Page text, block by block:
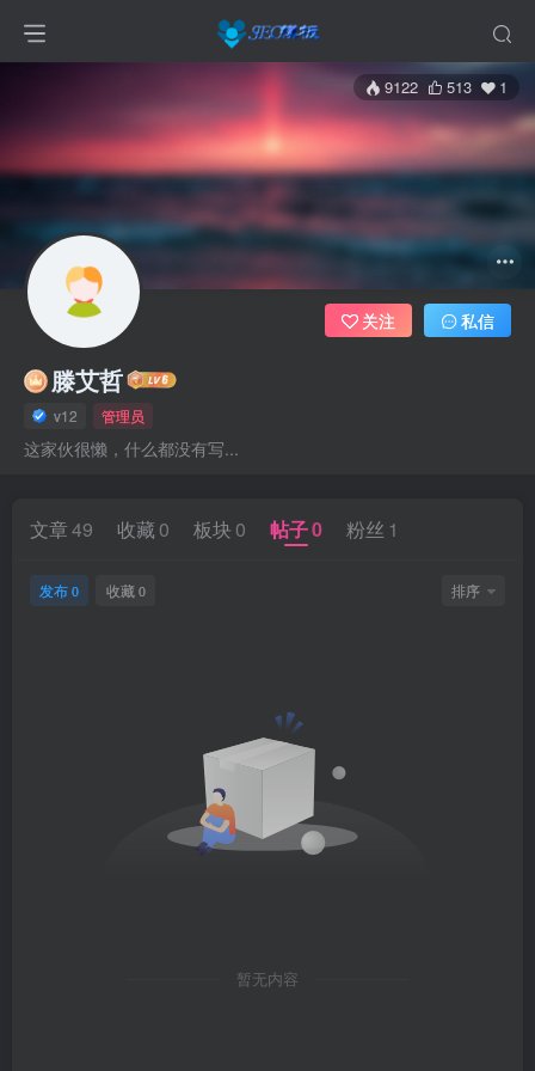
9122 513 1
滕艾哲
v12 管理员
这家伙很懒，什么都没有写...
关注 私信
文章49 收藏 0 板块 0 帖子0 粉丝 1
发布 0 收藏 0 排序
暂无内容